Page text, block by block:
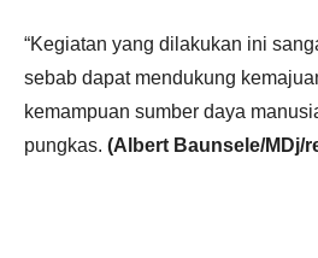
“Kegiatan yang dilakukan ini
sebab dapat mendukung
kemampuan sumber daya
pungkas. (Albert Baunsele/MDj/